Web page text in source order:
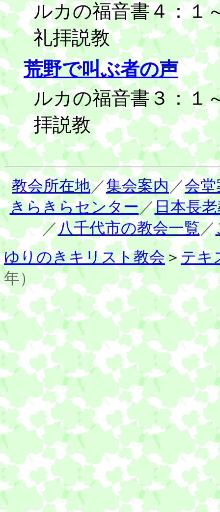
ルカの福音書４：１
礼拝説教
荒野で叫ぶ者の声
ルカの福音書３：１
拝説教
教会所在地／集会案内／会堂
きらきらセンター／日本長
／八千代市の教会一覧／
ゆりのきキリスト教会＞テキ
年）